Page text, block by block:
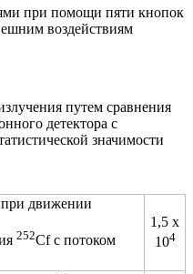
при помощи пяти кнопок
воздействиям
путем сравнения
детектора с
значимости
движении
252Cf с потоком
1,5 x
104